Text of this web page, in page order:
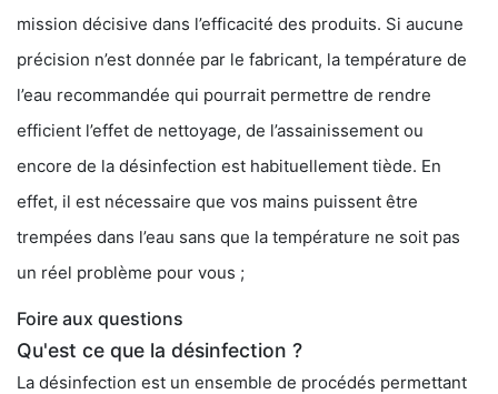
mission décisive dans l’efficacité des produits. Si aucune
précision n’est donnée par le fabricant, la température de
l’eau recommandée qui pourrait permettre de rendre
efficient l’effet de nettoyage, de l’assainissement ou
encore de la désinfection est habituellement tiède. En
effet, il est nécessaire que vos mains puissent être
trempées dans l’eau sans que la température ne soit pas
un réel problème pour vous ;
Foire aux questions
Qu'est ce que la désinfection ?
La désinfection est un ensemble de procédés permettant